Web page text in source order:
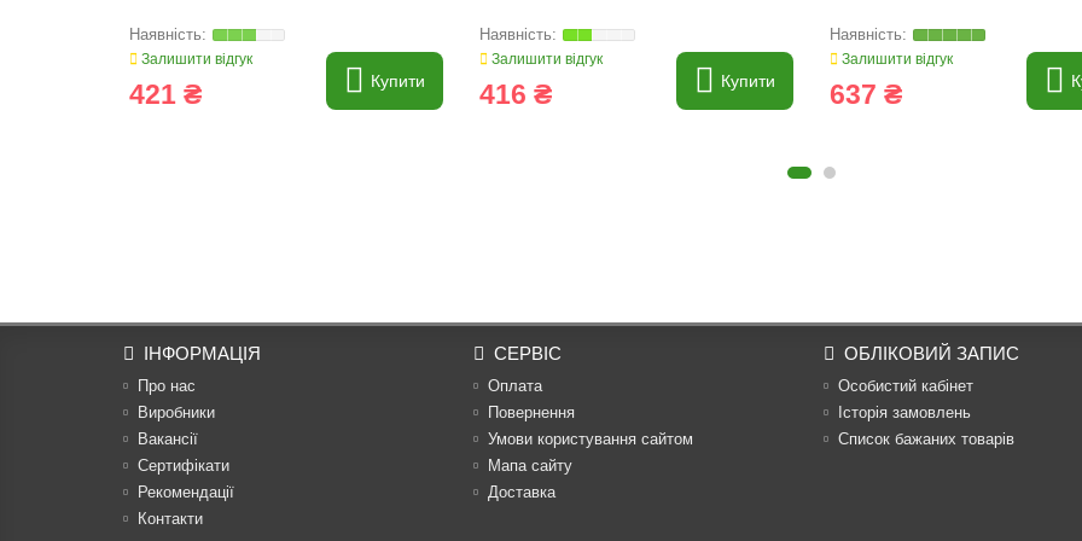
Залишити відгук
421 ₴ Купити
Залишити відгук
416 ₴ Купити
Залишити відгук
637 ₴
ІНФОРМАЦІЯ
Про нас
Виробники
Вакансії
Сертифікати
Рекомендації
Контакти
СЕРВІС
Оплата
Повернення
Умови користування сайтом
Мапа сайту
Доставка
ОБЛІКОВИЙ ЗАПИС
Особистий кабінет
Історія замовлень
Список бажаних товарів